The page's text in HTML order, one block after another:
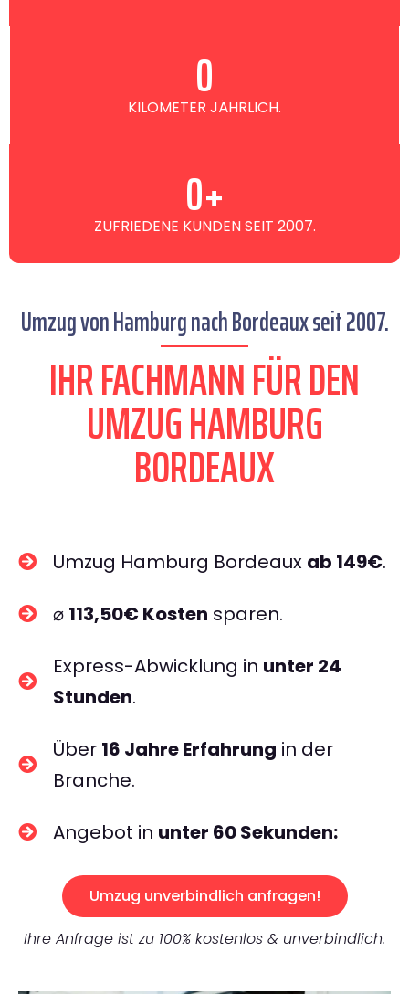
KILOMETER JÄHRLICH.
0
ZUFRIEDENE KUNDEN SEIT 2007.
0+
Umzug von Hamburg nach Bordeaux seit 2007.
IHR FACHMANN FÜR DEN
UMZUG HAMBURG
BORDEAUX
Umzug Hamburg Bordeaux ab 149€.
⌀ 113,50€ Kosten sparen.
Express-Abwicklung in unter 24
Stunden.
Über 16 Jahre Erfahrung in der
Branche.
Angebot in unter 60 Sekunden:
Umzug unverbindlich anfragen!
Ihre Anfrage ist zu 100% kostenlos & unverbindlich.